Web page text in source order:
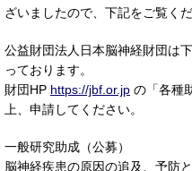
ざいましたので、下記をご覧くだ
公益財団法人日本脳神経財団は
っております。
財団HP https://jbf.or.jp の「各種
上、申請してください。
一般研究助成（公募）
脳神経疾患の原因の追及、予防